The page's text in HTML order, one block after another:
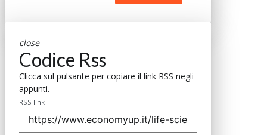
close
Codice Rss
Clicca sul pulsante per copiare il link RSS negli
appunti.
RSS link